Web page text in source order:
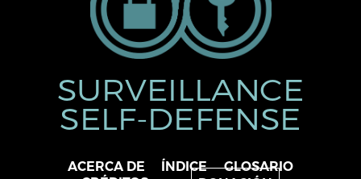
SURVEILLANCE
SELF-DEFENSE
ACERCA DE ÍNDICE
GLOSARIO